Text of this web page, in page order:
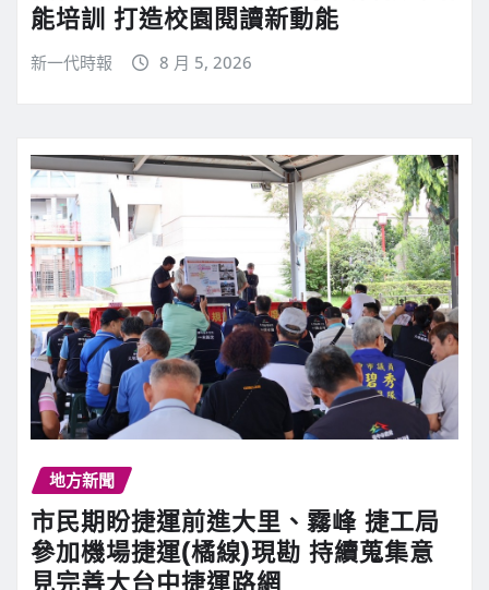
能培訓 打造校園閱讀新動能
新一代時報 8 月 5, 2026
地方新聞
市民期盼捷運前進大里、霧峰 捷工局
參加機場捷運(橘線)現勘 持續蒐集意
見完善大台中捷運路網